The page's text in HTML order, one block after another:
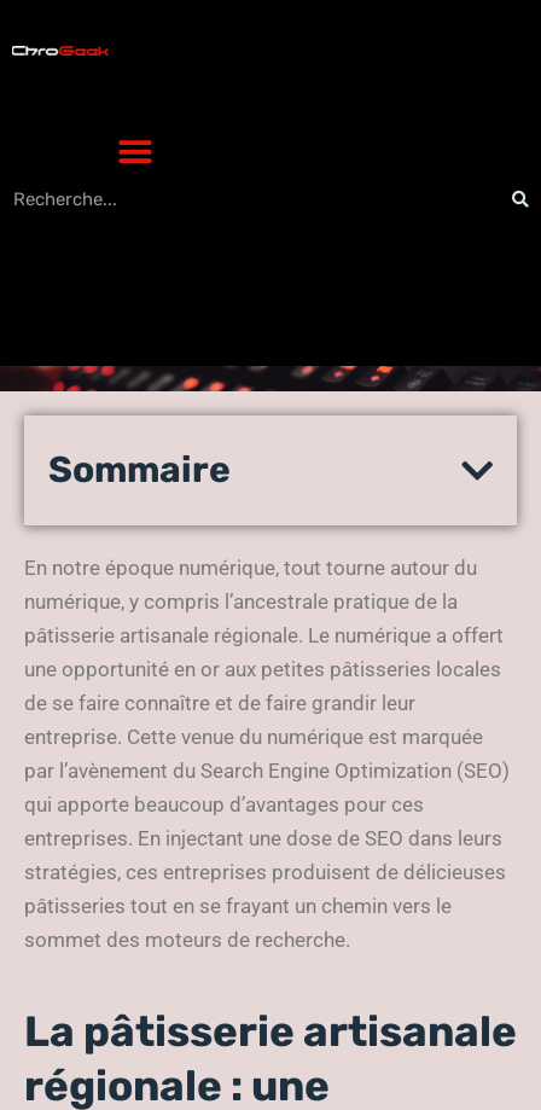
l’avenir de la pâtisserie
High-Tech ?
Sommaire
En notre époque numérique, tout tourne autour du
numérique, y compris l’ancestrale pratique de la
pâtisserie artisanale régionale. Le numérique a offert
une opportunité en or aux petites pâtisseries locales
de se faire connaître et de faire grandir leur
entreprise. Cette venue du numérique est marquée
par l’avènement du Search Engine Optimization (SEO)
qui apporte beaucoup d’avantages pour ces
entreprises. En injectant une dose de SEO dans leurs
stratégies, ces entreprises produisent de délicieuses
pâtisseries tout en se frayant un chemin vers le
sommet des moteurs de recherche.
La pâtisserie artisanale
régionale : une